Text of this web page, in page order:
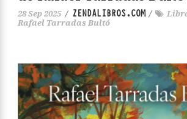
28 Sep 2025 / ZENDALIBROS.COM/
Rafael Tarradas Bultó